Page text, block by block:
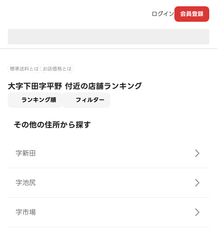
ログイン 会員登録
標準送料とは お店価格とは
大字下田字平野 付近の店舗ランキング
ランキング順 フィルター
その他の住所から探す
字新田
字池尻
字市場